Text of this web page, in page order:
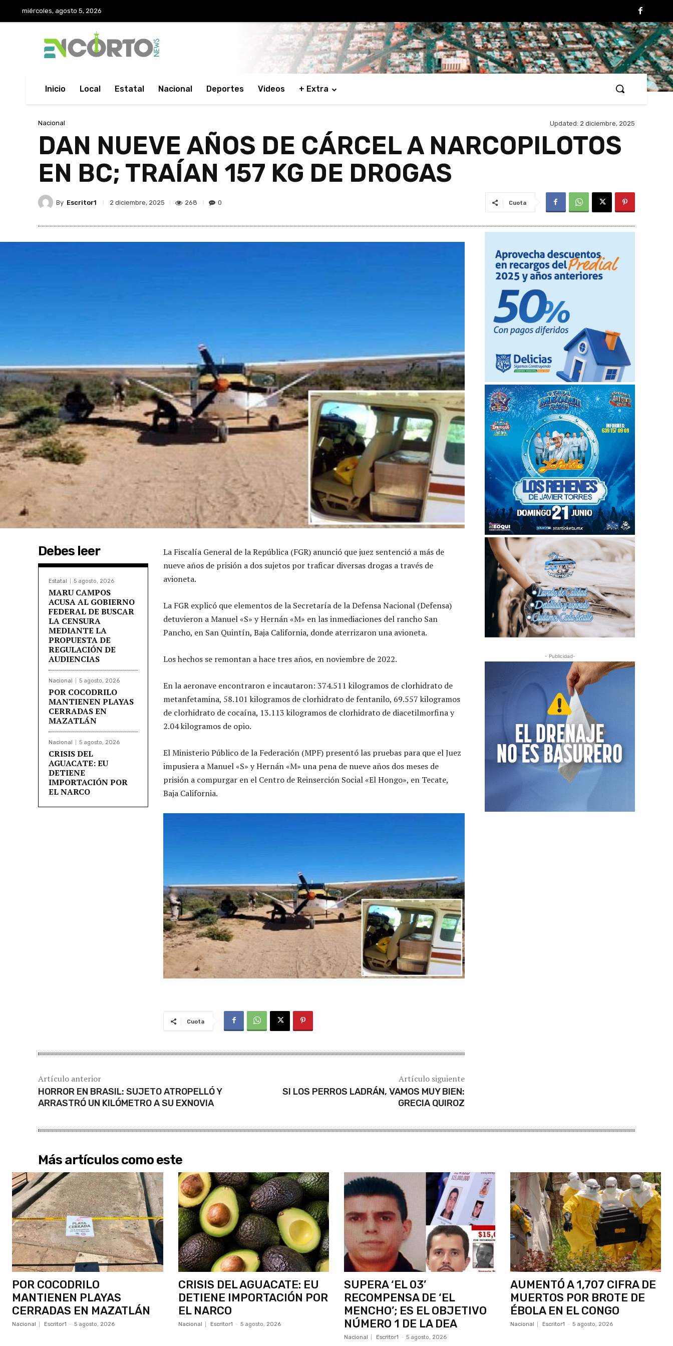
miércoles, agosto 5, 2026
Inicio Local Estatal Nacional Deportes Videos + Extra
Nacional Updated: 2 diciembre, 2025
DAN NUEVE AÑOS DE CÁRCEL A NARCOPILOTOS
EN BC; TRAÍAN 157 KG DE DROGAS
By Escritor1 2 diciembre, 2025 268 0 Cuota
Debes leer
Estatal 5 agosto, 2026
MARU CAMPOS
ACUSA AL GOBIERNO
FEDERAL DE BUSCAR
LA CENSURA
MEDIANTE LA
PROPUESTA DE
REGULACIÓN DE
AUDIENCIAS
Nacional 5 agosto, 2026
POR COCODRILO
MANTIENEN PLAYAS
CERRADAS EN
MAZATLÁN
Nacional 5 agosto, 2026
CRISIS DEL
AGUACATE: EU
DETIENE
IMPORTACIÓN POR
EL NARCO
La Fiscalía General de la República (FGR) anunció que juez sentenció a más de
nueve años de prisión a dos sujetos por traficar diversas drogas a través de
avioneta.
La FGR explicó que elementos de la Secretaría de la Defensa Nacional (Defensa)
detuvieron a Manuel «S» y Hernán «M» en las inmediaciones del rancho San
Pancho, en San Quintín, Baja California, donde aterrizaron una avioneta.
Los hechos se remontan a hace tres años, en noviembre de 2022.
En la aeronave encontraron e incautaron: 374.511 kilogramos de clorhidrato de
metanfetamina, 58.101 kilogramos de clorhidrato de fentanilo, 69.557 kilogramos
de clorhidrato de cocaína, 13.113 kilogramos de clorhidrato de diacetilmorfina y
2.04 kilogramos de opio.
El Ministerio Público de la Federación (MPF) presentó las pruebas para que el Juez
impusiera a Manuel «S» y Hernán «M» una pena de nueve años dos meses de
prisión a compurgar en el Centro de Reinserción Social «El Hongo», en Tecate,
Baja California.
Cuota
Artículo anterior
HORROR EN BRASIL: SUJETO ATROPELLÓ Y
ARRASTRÓ UN KILÓMETRO A SU EXNOVIA
Artículo siguiente
SI LOS PERROS LADRÁN, VAMOS MUY BIEN:
GRECIA QUIROZ
- Publicidad-
Más artículos como este
POR COCODRILO
MANTIENEN PLAYAS
CERRADAS EN MAZATLÁN
Nacional Escritor1 - 5 agosto, 2026
CRISIS DEL AGUACATE: EU
DETIENE IMPORTACIÓN POR
EL NARCO
Nacional Escritor1 - 5 agosto, 2026
SUPERA ‘EL 03’
RECOMPENSA DE ‘EL
MENCHO’; ES EL OBJETIVO
NÚMERO 1 DE LA DEA
Nacional Escritor1 - 5 agosto, 2026
AUMENTÓ A 1,707 CIFRA DE
MUERTOS POR BROTE DE
ÉBOLA EN EL CONGO
Nacional Escritor1 - 5 agosto, 2026